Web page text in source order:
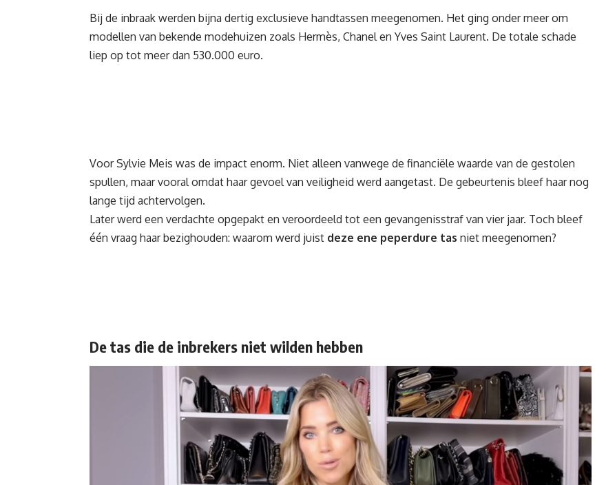
Bij de inbraak werden bijna dertig exclusieve handtassen meegenomen. Het ging onder meer om
modellen van bekende modehuizen zoals Hermès, Chanel en Yves Saint Laurent. De totale schade
liep op tot meer dan 530.000 euro.
Voor Sylvie Meis was de impact enorm. Niet alleen vanwege de financiële waarde van de gestolen
spullen, maar vooral omdat haar gevoel van veiligheid werd aangetast. De gebeurtenis bleef haar nog
lange tijd achtervolgen.
Later werd een verdachte opgepakt en veroordeeld tot een gevangenisstraf van vier jaar. Toch bleef
één vraag haar bezighouden: waarom werd juist deze ene peperdure tas niet meegenomen?
De tas die de inbrekers niet wilden hebben